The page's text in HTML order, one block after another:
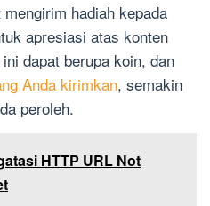
hadiah kepada
apresiasi atas konten
dapat berupa koin, dan
Anda kirimkan, semakin
peroleh.
HTTP URL Not